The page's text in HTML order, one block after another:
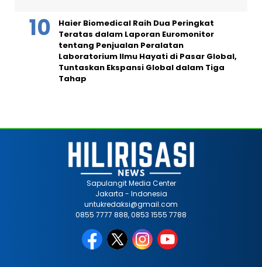
Haier Biomedical Raih Dua Peringkat
Teratas dalam Laporan Euromonitor
tentang Penjualan Peralatan
Laboratorium Ilmu Hayati di Pasar Global,
Tuntaskan Ekspansi Global dalam Tiga
Tahap
Sapulangit Media Center
Jakarta - Indonesia
untukredaksi@gmail.com
0855 7777 888, 0853 1555 7788